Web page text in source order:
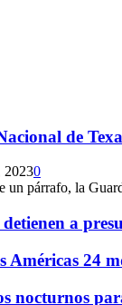
de
20230
un párrafo, la
a
Américas 24
nocturnos